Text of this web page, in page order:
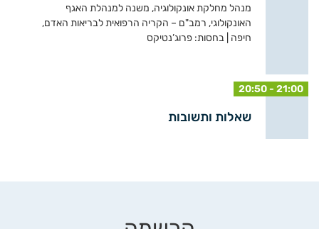
מנהל מחלקת אונקולוגיה, משנה למנהלת האגף
האונקולוגי, רמב"ם – הקריה הרפואית לבריאות האדם,
חיפה | בחסות: פרוג’נטיקס
20:50 - 21:00
שאלות ותשובות